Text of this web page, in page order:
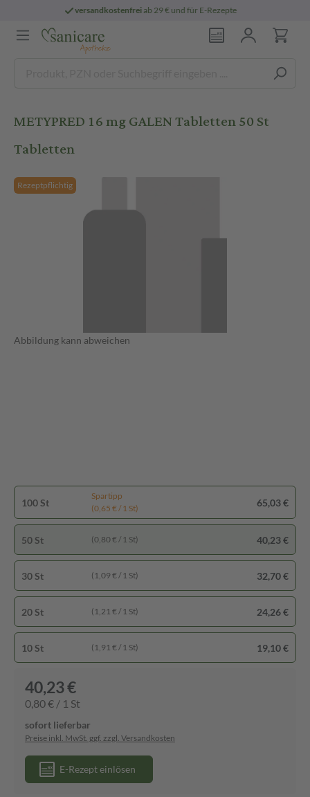
ab 29 € und für E-Rezepte
METYPRED 16 mg GALEN Tabletten 50 St
Tabletten
Rezeptpflichtig
Abbildung kann abweichen
100 St
Spartipp
(0,65 € / 1 St)
65,03 €
50 St (0,80 € / 1 St) 40,23 €
30 St (1,09 € / 1 St) 32,70 €
20 St (1,21 € / 1 St) 24,26 €
10 St (1,91 € / 1 St) 19,10 €
40,23 €
0,80 € / 1 St
sofort lieferbar
Preise inkl. MwSt. ggf. zzgl. Versandkosten
E-Rezept einlösen